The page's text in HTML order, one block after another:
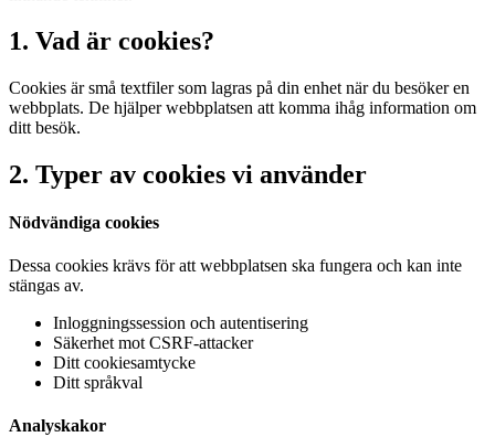
1. Vad är cookies?
Cookies är små textfiler som lagras på din enhet när du besöker en
webbplats. De hjälper webbplatsen att komma ihåg information om
ditt besök.
2. Typer av cookies vi använder
Nödvändiga cookies
Dessa cookies krävs för att webbplatsen ska fungera och kan inte
stängas av.
Inloggningssession och autentisering
Säkerhet mot CSRF-attacker
Ditt cookiesamtycke
Ditt språkval
Analyskakor